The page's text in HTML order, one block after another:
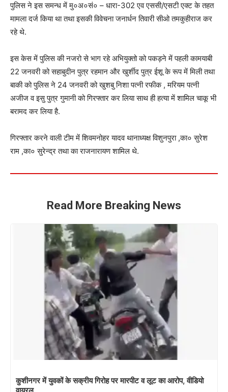
पुलिस ने इस समन्ध में मु०अ०सं० – धारा-302 एव एससी/एसटी एक्ट के तहत
मामला दर्ज किया था तथा इसकी विवेचना जनार्धन तिवारी सीओ तमकुहीराज कर
रहे थे.
इस केस में पुलिस की नजरो से भाग रहे अभियुक्तो को पकड़ने में पहली कामयाबी
22 जनवरी को सहाबुदीन पुत्र रहमान और खुर्शीद पुत्र ईशू के रूप में मिली तथा
बाकी को पुलिस ने 24 जनवरी को खुशबु निशा पत्नी रफीक , मरियम पत्नी
अजीज व इसु पुत्र गुमानी को गिरफ्तार कर लिया साथ ही हत्या में शामिल चाकू भी
बरामद कर लिया है.
गिरफ्तार करने वाली टीम में शिवमनोहर यादव थानाध्यक्ष विशुनपुरा ,का० सुरेश
राम ,का० सुरेन्द्र तथा का राजनारायण शामिल थे.
Read More Breaking News
कुशीनगर में युवकों के सक्रीय गिरोह पर मारपीट व लूट का आरोप, वीडियो
वायरल